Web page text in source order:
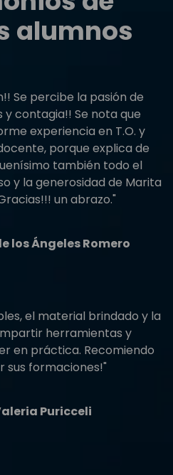
alumnos
Se percibe la pasión de
contagia!! Se nota que
experiencia en T.O. y
porque explica de
también todo el
y la generosidad de Marita
un abrazo."
los Ángeles Romero
el material brindado y la
herramientas y
en práctica. Recomiendo
sus formaciones!"
Puricceli